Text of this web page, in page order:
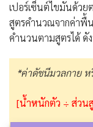
เปอร์เซ็นต์ไขมันด้วย
สูตรคำนวณจากค่าพื้
คำนวนตามสูตรได้ ดั
*ค่าดัชนีมวลกาย ห
[น้ำหนักตัว ÷ ส่วน